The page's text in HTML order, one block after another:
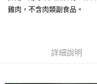
雞肉，不含肉類副食品。
詳細說明